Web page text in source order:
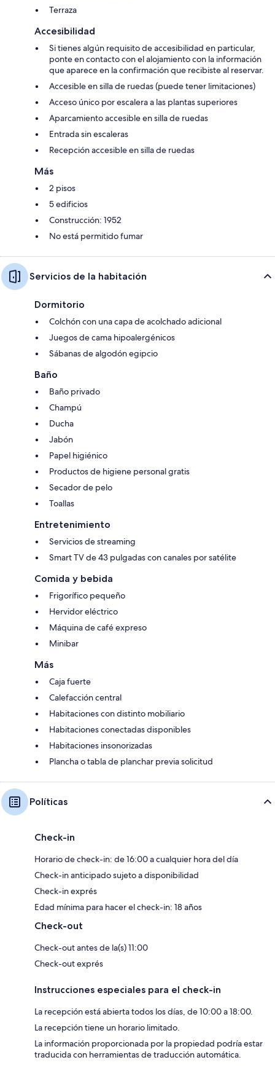
Terraza
Accesibilidad
Si tienes algún requisito de accesibilidad en particular,
ponte en contacto con el alojamiento con la información
que aparece en la confirmación que recibiste al reservar.
Accesible en silla de ruedas (puede tener limitaciones)
Acceso único por escalera a las plantas superiores
Aparcamiento accesible en silla de ruedas
Entrada sin escaleras
Recepción accesible en silla de ruedas
Más
2 pisos
5 edificios
Construcción: 1952
No está permitido fumar
Servicios de la habitación
Dormitorio
Colchón con una capa de acolchado adicional
Juegos de cama hipoalergénicos
Sábanas de algodón egipcio
Baño
Baño privado
Champú
Ducha
Jabón
Papel higiénico
Productos de higiene personal gratis
Secador de pelo
Toallas
Entretenimiento
Servicios de streaming
Smart TV de 43 pulgadas con canales por satélite
Comida y bebida
Frigorífico pequeño
Hervidor eléctrico
Máquina de café expreso
Minibar
Más
Caja fuerte
Calefacción central
Habitaciones con distinto mobiliario
Habitaciones conectadas disponibles
Habitaciones insonorizadas
Plancha o tabla de planchar previa solicitud
Políticas
Check-in
Horario de check-in: de 16:00 a cualquier hora del día
Check-in anticipado sujeto a disponibilidad
Check-in exprés
Edad mínima para hacer el check-in: 18 años
Check-out
Check-out antes de la(s) 11:00
Check-out exprés
Instrucciones especiales para el check-in
La recepción está abierta todos los días, de 10:00 a 18:00.
La recepción tiene un horario limitado.
La información proporcionada por la propiedad podría estar
traducida con herramientas de traducción automática.